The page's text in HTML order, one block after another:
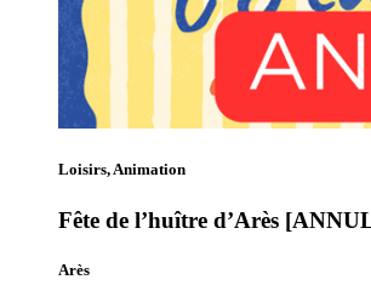
Loisirs, Animation
Fête de l’huître d’Arès
Arès